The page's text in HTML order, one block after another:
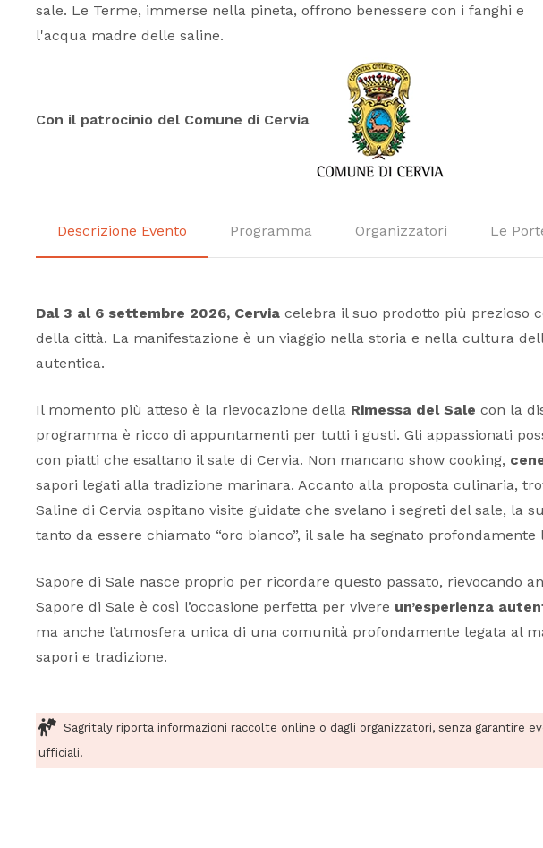
sale. Le Terme, immerse nella pineta, offrono benessere con i fanghi e
l'acqua madre delle saline.
Con il patrocinio del Comune di Cervia
Descrizione Evento Programma Organizzatori Le
Dal 3 al 6 settembre 2026, Cervia celebra il suo prodotto più prezioso
della città. La manifestazione è un viaggio nella storia e nella cultura
autentica.
Il momento più atteso è la rievocazione della Rimessa del Sale con la
programma è ricco di appuntamenti per tutti i gusti. Gli appassionati
con piatti che esaltano il sale di Cervia. Non mancano show cooking,
sapori legati alla tradizione marinara. Accanto alla proposta culinaria,
Saline di Cervia ospitano visite guidate che svelano i segreti del sale, la
tanto da essere chiamato “oro bianco”, il sale ha segnato profondamente
Sapore di Sale nasce proprio per ricordare questo passato, rievocando
Sapore di Sale è così l’occasione perfetta per vivere un’esperienza
ma anche l’atmosfera unica di una comunità profondamente legata al
sapori e tradizione.
Sagritaly riporta informazioni raccolte online o dagli organizzatori, senza garantire
ufficiali.